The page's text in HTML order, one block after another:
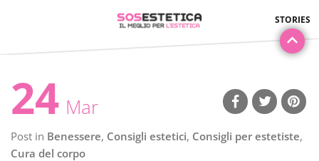
24 Mar
Post in Benessere, Consigli estetici, Consigli per estetiste,
Cura del corpo